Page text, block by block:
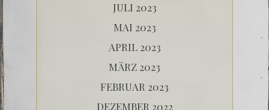
JULI 2023
MAI 2023
APRIL 2023
MÄRZ 2023
FEBRUAR 2023
DEZEMBER 2022